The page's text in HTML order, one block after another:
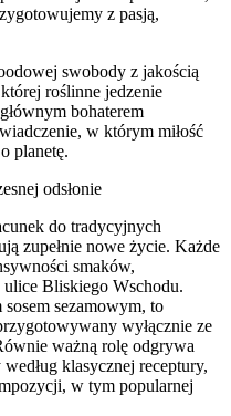
z pasją,
swobody z jakością
roślinne jedzenie
bohaterem
w którym miłość
planetę.
odsłonie
do tradycyjnych
zupełnie nowe życie. Każde
smaków,
ulice Bliskiego Wschodu.
sezamowym, to
wyłącznie ze
ważną rolę odgrywa
klasycznej receptury,
w tym popularnej